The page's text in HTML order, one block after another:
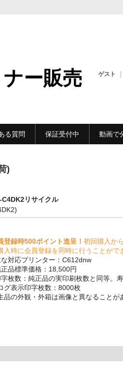
ー販売
ゲスト
る質問 保証受付中 動画で
)
C4DK2リサイクル
登録時500ポイント進呈！ 初回購入か
入時に会員登録を同時に行うことがで
対応プリンター：C612dnw
品標準価格：18,500円
枚数：純正品の実印刷枚数と同等。
グ表示印字枚数：8000枚
品の外観・外箱は画像と異なることが